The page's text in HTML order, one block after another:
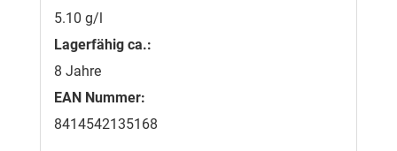
5.10 g/l
Lagerfähig ca.:
8 Jahre
EAN Nummer:
8414542135168